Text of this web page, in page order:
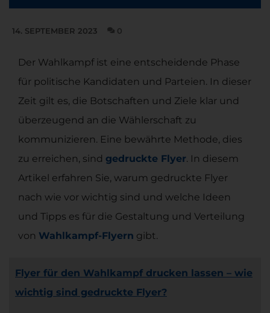
14. SEPTEMBER 2023 0
Der Wahlkampf ist eine entscheidende Phase
für politische Kandidaten und Parteien. In dieser
Zeit gilt es, die Botschaften und Ziele klar und
überzeugend an die Wählerschaft zu
kommunizieren. Eine bewährte Methode, dies
zu erreichen, sind gedruckte Flyer. In diesem
Artikel erfahren Sie, warum gedruckte Flyer
nach wie vor wichtig sind und welche Ideen
und Tipps es für die Gestaltung und Verteilung
von Wahlkampf-Flyern gibt.
Flyer für den Wahlkampf drucken lassen – wie
wichtig sind gedruckte Flyer?